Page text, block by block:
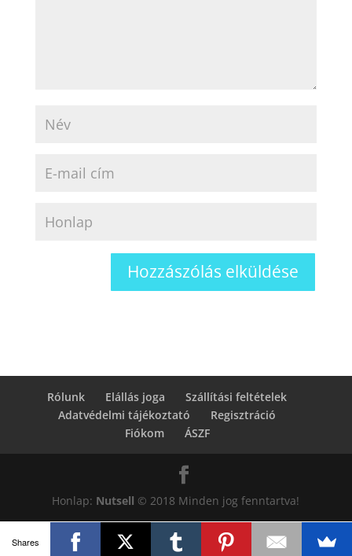
Rólunk Elállás joga
Szállítási feltételek
Adatvédelmi tájékoztató
Regisztráció
Fiókom
ÁSZF
Honlap: Nutsell © 2018 Minden jog fenntartva!
Shares